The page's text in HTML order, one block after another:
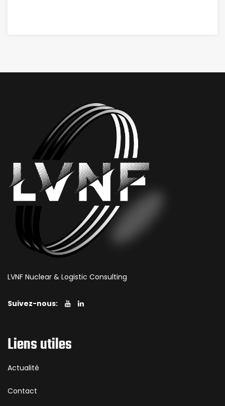
LVNF Nuclear & Logistic Consulting
Suivez-nous:
Liens utiles
Actualité
Contact